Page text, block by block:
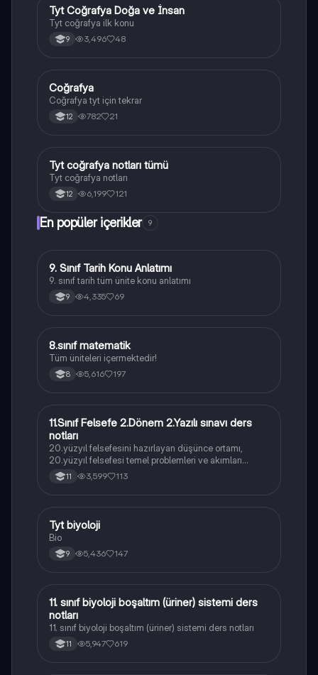
Coğrafya
Tyt Coğrafya Doğa ve İnsan
Tyt coğrafya ilk konu
9 3,496 48
Coğrafya
Coğrafya
Coğrafya tyt için tekrar
12 782 21
Coğrafya
Tyt coğrafya notları tümü
Tyt coğrafya notları
12 6,199 121
En popüler içerikler 9
Tarih
9. Sınıf Tarih Konu Anlatımı
9. sınıf tarih tüm ünite konu anlatımı
9 4,335 69
Matematik
8.sınıf matematik
Tüm üniteleri içermektedir!
8 5,616 197
Felsefe
11.Sınıf Felsefe 2.Dönem 2.Yazılı sınavı ders
notları
20.yüzyıl felsefesini hazırlayan düşünce ortamı,
20.yüzyıl felsefesi temel problemleri ve akımları
konularını içermektedir
11 3,599 113
Biyoloji
Tyt biyoloji
Bio
9 5,436 147
Biyoloji
11. sınıf biyoloji boşaltım (üriner) sistemi ders
notları
11. sınıf biyoloji boşaltım (üriner) sistemi ders notları
11 5,947 619